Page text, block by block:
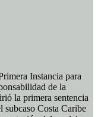
Instancia para
de la
la primera sentencia
subcaso Costa Caribe